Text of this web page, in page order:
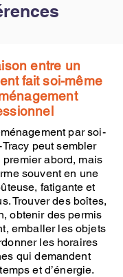
entre un
fait soi-même
par soi-
peut sembler
abord, mais
souvent en une
fatigante et
Trouver des boîtes,
obtenir des permis
emballer les objets
les horaires
qui demandent
et d’énergie.